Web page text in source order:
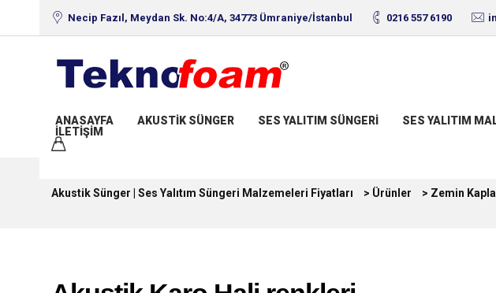
Necip Fazıl, Meydan Sk. No:4/A, 34773 Ümraniye/İstanbul 0216 557 6190
ANASAYFA AKUSTIK SÜNGER SES YALITIM SÜNGERI SES YALITIM
İLETIŞIM
Akustik Sünger | Ses Yalıtım Süngeri Malzemeleri Fiyatları > Ürünler > Zemin